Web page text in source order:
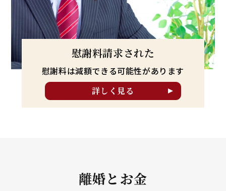
慰謝料請求された
慰謝料は減額できる可能性があります
詳しく見る
離婚とお金